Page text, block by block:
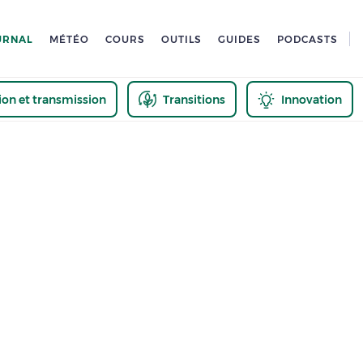
MÉTÉO COURS OUTILS GUIDES PODCASTS
et transmission Transitions Innovation